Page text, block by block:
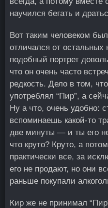
научился бегать и
Вот таким человеком
отличался от остальных
подобный портрет
что он очень часто
редкость. Дело в том,
употреблял “Пир”, а
Ну а что, очень удобно:
вспоминаешь какой-то
две минуты — и ты его
что круто? Круто, а
практически все, за
его не продают, но они
раньше покупали
Кир же не принимал